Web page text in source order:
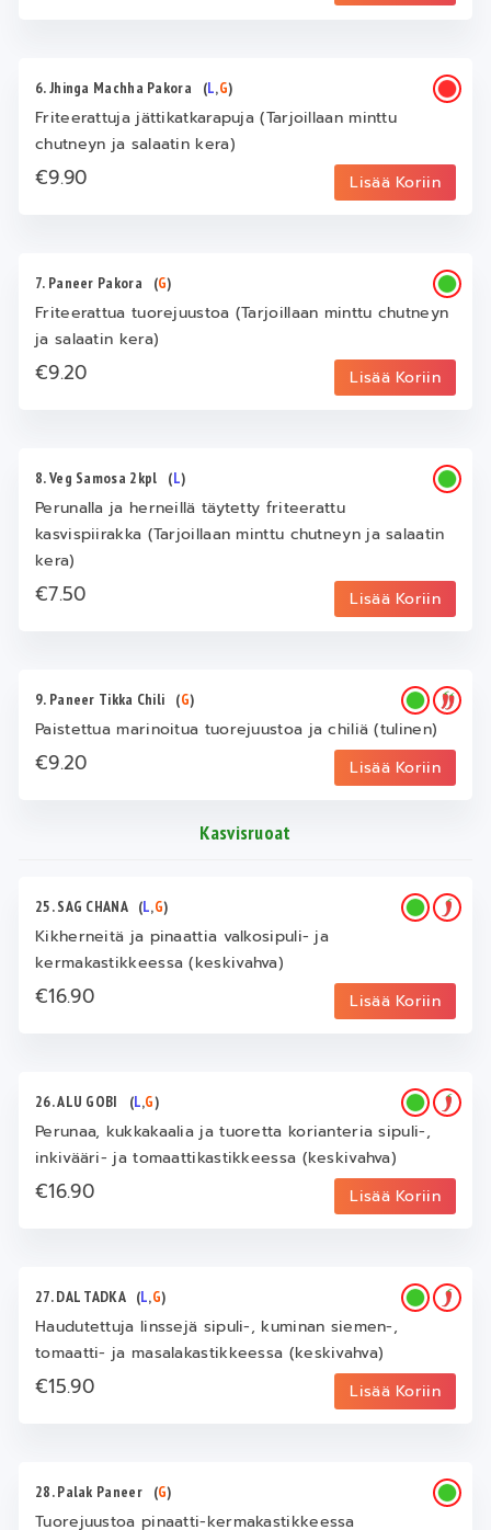
6. Jhinga Machha Pakora (L,G)
Friteerattuja jättikatkarapuja (Tarjoillaan minttu
chutneyn ja salaatin kera)
€9.90 Lisää Koriin
7. Paneer Pakora (G)
Friteerattua tuorejuustoa (Tarjoillaan minttu chutneyn
ja salaatin kera)
€9.20 Lisää Koriin
8. Veg Samosa 2kpl (L)
Perunalla ja herneillä täytetty friteerattu
kasvispiirakka (Tarjoillaan minttu chutneyn ja salaatin
kera)
€7.50 Lisää Koriin
9. Paneer Tikka Chili (G)
Paistettua marinoitua tuorejuustoa ja chiliä (tulinen)
€9.20 Lisää Koriin
Kasvisruoat
25. SAG CHANA (L,G)
Kikherneitä ja pinaattia valkosipuli- ja
kermakastikkeessa (keskivahva)
€16.90 Lisää Koriin
26. ALU GOBI (L,G)
Perunaa, kukkakaalia ja tuoretta korianteria sipuli-,
inkivääri- ja tomaattikastikkeessa (keskivahva)
€16.90 Lisää Koriin
27. DAL TADKA (L,G)
Haudutettuja linssejä sipuli-, kuminan siemen-,
tomaatti- ja masalakastikkeessa (keskivahva)
€15.90 Lisää Koriin
28. Palak Paneer (G)
Tuorejuustoa pinaatti-kermakastikkeessa